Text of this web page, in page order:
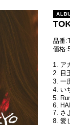
品番
価格
1. ア
2. 目
3. 一
4. い
5.
6.
7. さ
8. 愛